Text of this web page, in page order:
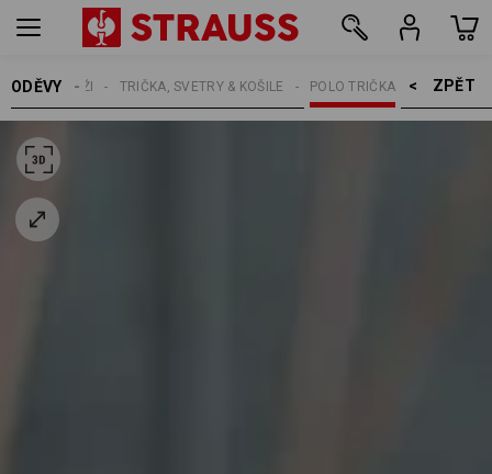
ODĚVY ZPĚT    >
POLO TRIČKA
TRIČKA, SVETRY & KOŠILE
MUŽI